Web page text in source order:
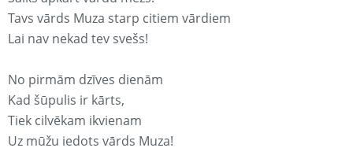
Tavs vārds Muza starp citiem vārdiem
Lai nav nekad tev svešs!
No pirmām dzīves dienām
Kad šūpulis ir kārts,
Tiek cilvēkam ikvienam
Uz mūžu iedots vārds Muza!